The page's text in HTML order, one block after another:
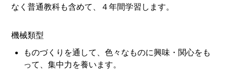
なく普通教科も含めて、４年間学習します。
機械類型
ものづくりを通して、色々なものに興味・関心をも
って、集中力を養います。